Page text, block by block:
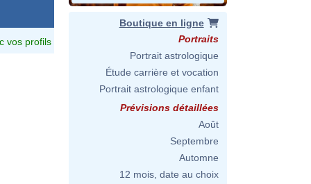
vos profils
Boutique en ligne
Portraits
Portrait astrologique
Étude carrière et vocation
Portrait astrologique enfant
Prévisions détaillées
Août
Septembre
Automne
12 mois, date au choix